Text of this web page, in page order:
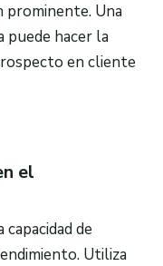
prominente. Una
puede hacer la
en cliente
el
de
Utiliza